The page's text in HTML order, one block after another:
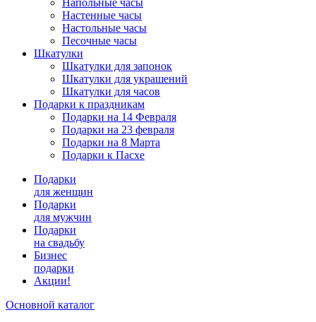
Напольные часы
Настенные часы
Настольные часы
Песочные часы
Шкатулки
Шкатулки для запонок
Шкатулки для украшений
Шкатулки для часов
Подарки к праздникам
Подарки на 14 Февраля
Подарки на 23 февраля
Подарки на 8 Марта
Подарки к Пасхе
Подарки
для женщин
Подарки
для мужчин
Подарки
на свадьбу
Бизнес
подарки
Акции!
Основной каталог